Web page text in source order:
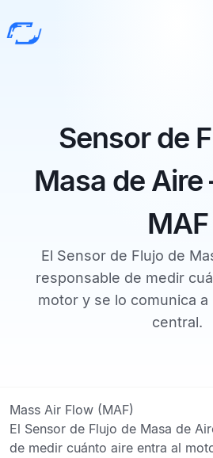
Sensor de
Masa de Aire
MAF
El Sensor de Flujo de
responsable de medir
motor y se lo comunica
central.
Mass Air Flow (MAF)
El Sensor de Flujo de Masa de
de medir cuánto aire entra al